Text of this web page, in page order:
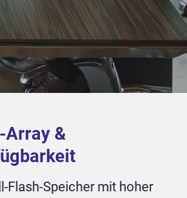
Array &
Flash-Speicher mit hoher